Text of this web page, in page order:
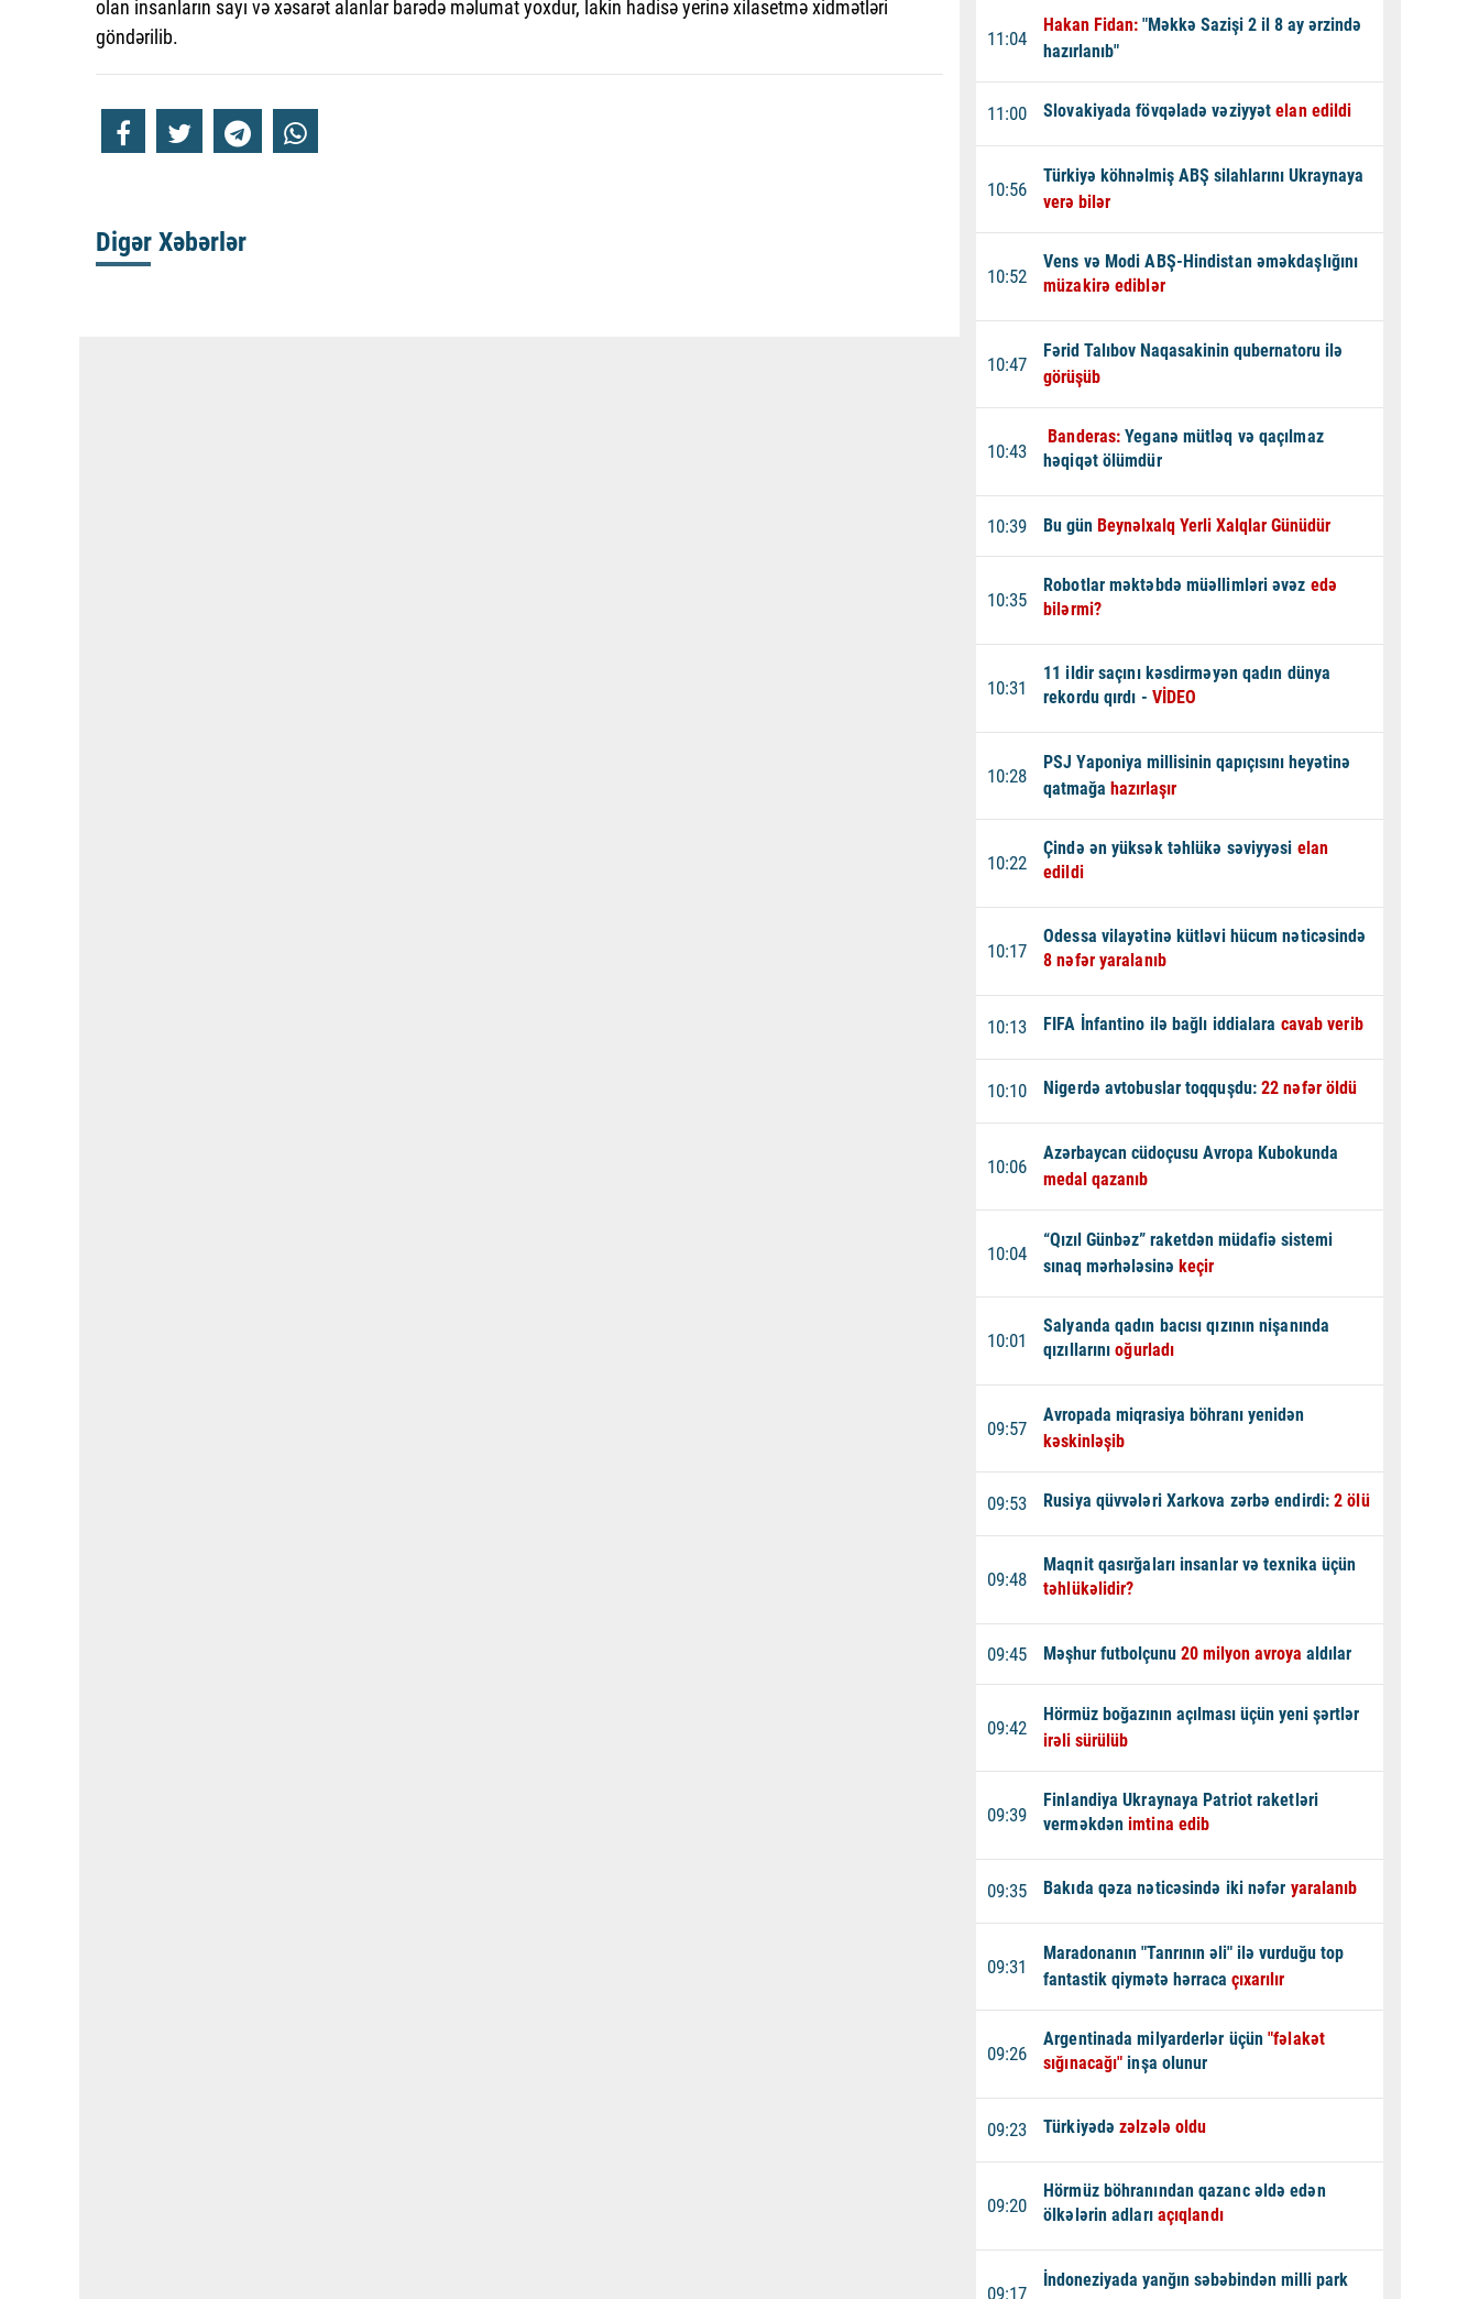
olan insanların sayı və xəsarət alanlar barədə məlumat yoxdur, lakin hadisə yerinə xilasetmə xidmətləri
göndərilib.
Digər Xəbərlər
11:04
Hakan Fidan: "Məkkə Sazişi 2 il 8 ay ərzində
hazırlanıb"
11:00 Slovakiyada fövqəladə vəziyyətelan edildi
10:56
Türkiyə köhnəlmiş ABŞ silahlarını Ukraynaya
verə bilər
10:52
Vens və Modi ABŞ-Hindistan əməkdaşlığını
müzakirə ediblər
10:47
Fərid Talıbov Naqasakinin qubernatoru ilə
görüşüb
10:43
Banderas: Yeganə mütləq və qaçılmaz
həqiqət ölümdür
10:39 Bu gün Beynəlxalq Yerli Xalqlar Günüdür
10:35
Robotlar məktəbdə müəllimləri əvəz edə
bilərmi?
10:31
11 ildir saçını kəsdirməyən qadın dünya
rekordu qırdı - VİDEO
10:28
PSJ Yaponiya millisinin qapıçısını heyətinə
qatmağahazırlaşır
10:22
Çində ən yüksək təhlükə səviyyəsi elan
edildi
10:17
Odessa vilayətinə kütləvi hücum nəticəsində
8 nəfər yaralanıb
10:13 FIFA İnfantino ilə bağlı iddialara cavab verib
10:10 Nigerdə avtobuslar toqquşdu:22 nəfər öldü
10:06
Azərbaycan cüdoçusu Avropa Kubokunda
medal qazanıb
10:04
“Qızıl Günbəz” raketdən müdafiə sistemi
sınaq mərhələsinə keçir
10:01
Salyanda qadın bacısı qızının nişanında
qızıllarını oğurladı
09:57
Avropada miqrasiya böhranı yenidən
kəskinləşib
09:53 Rusiya qüvvələri Xarkova zərbə endirdi:2 ölü
09:48
Maqnit qasırğaları insanlar və texnika üçün
təhlükəlidir?
09:45 Məşhur futbolçunu20 milyon avroya aldılar
09:42
Hörmüz boğazının açılması üçün yeni şərtlər
irəli sürülüb
09:39
Finlandiya Ukraynaya Patriot raketləri
verməkdənimtina edib
09:35 Bakıda qəza nəticəsində iki nəfər yaralanıb
09:31
Maradonanın "Tanrının əli" ilə vurduğu top
fantastik qiymətə hərracaçıxarılır
09:26
Argentinada milyarderlər üçün "fəlakət
sığınacağı" inşa olunur
09:23 Türkiyədəzəlzələ oldu
09:20
Hörmüz böhranından qazanc əldə edən
ölkələrin adları açıqlandı
09:17
İndoneziyada yanğın səbəbindən milli park